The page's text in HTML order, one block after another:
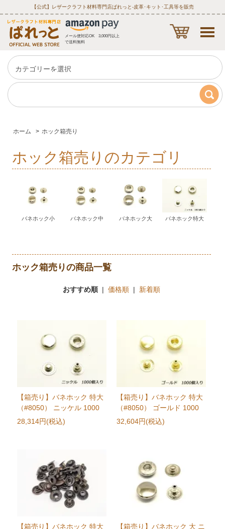
【公式】レザークラフト材料専門店ぱれっと‐皮革･キット･工具等を販売
メール便対応OK 3,000円以上
で送料無料
ホーム > ホック箱売り
ホック箱売りのカテゴリ
バネホック小 バネホック中 バネホック大 バネホック特大
ホック箱売りの商品一覧
おすすめ順| 価格順| 新着順
【箱売り】バネホック 特大
（#8050） ニッケル 1000
28,314円(税込)
【箱売り】バネホック 特大
（#8050） ゴールド 1000
32,604円(税込)
【箱売り】バネホック 特大
【箱売り】バネホック 大 ニ